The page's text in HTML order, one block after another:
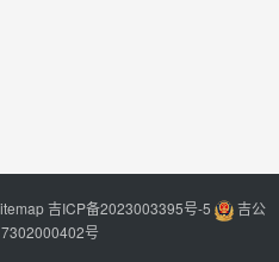
吉ICP备2023003395号-5
吉公
号